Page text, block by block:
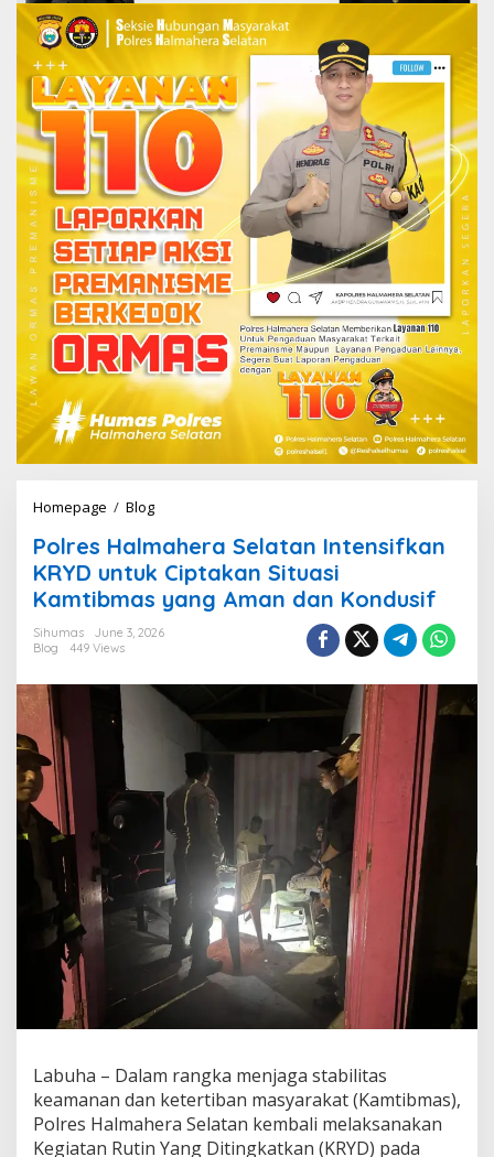
Homepage / Blog
l
r
e
H
m
S
l
a
t
a
n
I
n
t
e
f
k
a
n
Polres Halmahera Selatan Intensifkan
KRYD untuk Ciptakan Situasi
Kamtibmas yang Aman dan Kondusif
Sihumas
June 3, 2026
Blog
449 Views
Labuha – Dalam rangka menjaga stabilitas
keamanan dan ketertiban masyarakat (Kamtibmas),
Polres Halmahera Selatan kembali melaksanakan
Kegiatan Rutin Yang Ditingkatkan (KRYD) pada